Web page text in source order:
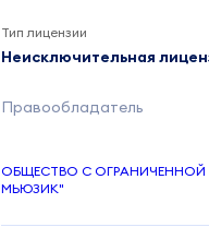
Тип лицензии
Неисключительная
Правообладатель
ОБЩЕСТВО С
МЬЮЗИК"